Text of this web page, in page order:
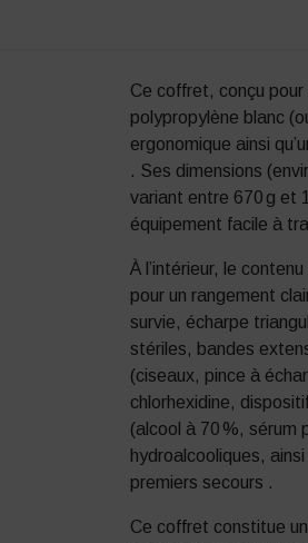
Ce coffret, conçu
polypropylène blanc
ergonomique ainsi
. Ses dimensions
variant entre 670 g et
équipement facile à
À l’intérieur, le
pour un rangement
survie, écharpe
stériles, bandes
(ciseaux, pince à
chlorhexidine,
(alcool à 70 %, sérum
hydroalcooliques,
premiers secours .
Ce coffret constitue